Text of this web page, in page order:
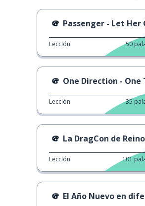
Passenger - Let Her
Lección 50
One Direction - One
Lección 35
La DragCon de Reino
Lección 101
El Año Nuevo en